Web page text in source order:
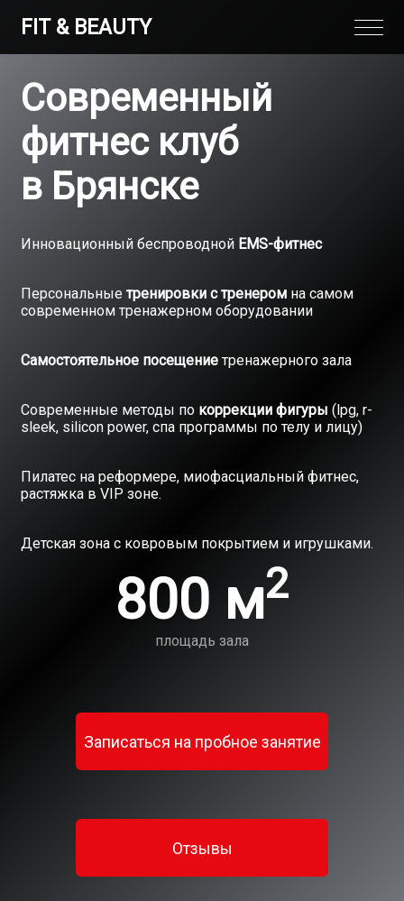
FIT & BEAUTY
Современный
фитнес клуб
в Брянске
Инновационный беспроводной EMS-фитнес
Персональные тренировки с тренером на самом
современном тренажерном оборудовании
Самостоятельное посещение тренажерного зала
Современные методы по коррекции фигуры (lpg, r-
sleek, silicon power, спа программы по телу и лицу)
Пилатес на реформере, миофасциальный фитнес,
растяжка в VIP зоне.
Детская зона с ковровым покрытием и игрушками.
800 м2
площадь зала
Записаться на пробное занятие
Отзывы